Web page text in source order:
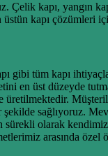
kapı, yangın
kapı çözümleri
gibi tüm kapı
en üst düzeyde
sağlıyoruz.
olarak
arasında özel